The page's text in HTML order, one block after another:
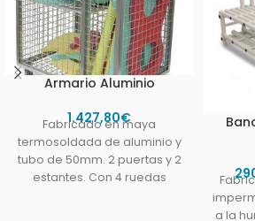
Armario Aluminio
1.427,80€
Fabricado en maya
termosoldada de aluminio y
tubo de 50mm. 2 puertas y 2
estantes. Con 4 ruedas
a la